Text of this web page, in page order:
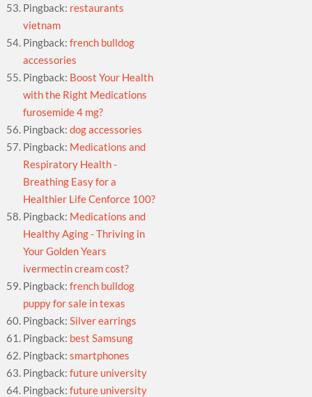
Pingback: restaurants
vietnam
Pingback:french bulldog
accessories
Pingback: Boost Your Health
with the Right Medications
furosemide 4 mg?
Pingback:dog accessories
Pingback: Medications and
Respiratory Health -
Breathing Easy for a
Healthier Life Cenforce 100?
Pingback: Medications and
Healthy Aging - Thriving in
Your Golden Years
ivermectin cream cost?
Pingback:french bulldog
puppy for sale in texas
Pingback: Silver earrings
Pingback: best Samsung
Pingback:smartphones
Pingback:future university
Pingback:future university